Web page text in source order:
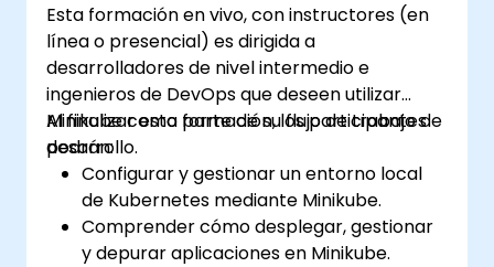
Esta formación en vivo, con instructores (en
línea o presencial) es dirigida a
desarrolladores de nivel intermedio e
ingenieros de DevOps que deseen utilizar
Minikube como parte de su flujo de trabajo de
desarrollo.
Al finalizar esta formación, los participantes
podrán:
Configurar y gestionar un entorno local
de Kubernetes mediante Minikube.
Comprender cómo desplegar, gestionar
y depurar aplicaciones en Minikube.